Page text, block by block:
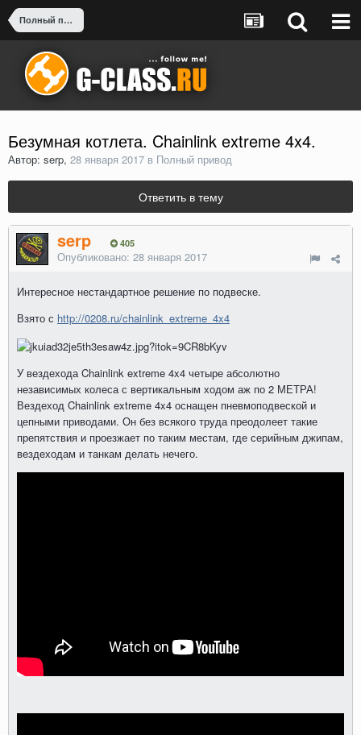
Полный привод
Безумная котлета. Chainlink extreme 4x4.
Автор: serp, 28 января 2017 в Полный привод
Ответить в тему
serp 405
Опубликовано: 28 января 2017
Интересное нестандартное решение по подвеске.
Взято с http://0208.ru/chainlink_extreme_4x4
У вездехода Chainlink extreme 4x4 четыре абсолютно
независимых колеса с вертикальным ходом аж по 2 МЕТРА!
Вездеход Chainlink extreme 4x4 оснащен пневмоподвеской и
цепными приводами. Он без всякого труда преодолеет такие
препятствия и проезжает по таким местам, где серийным джипам,
вездеходам и танкам делать нечего.